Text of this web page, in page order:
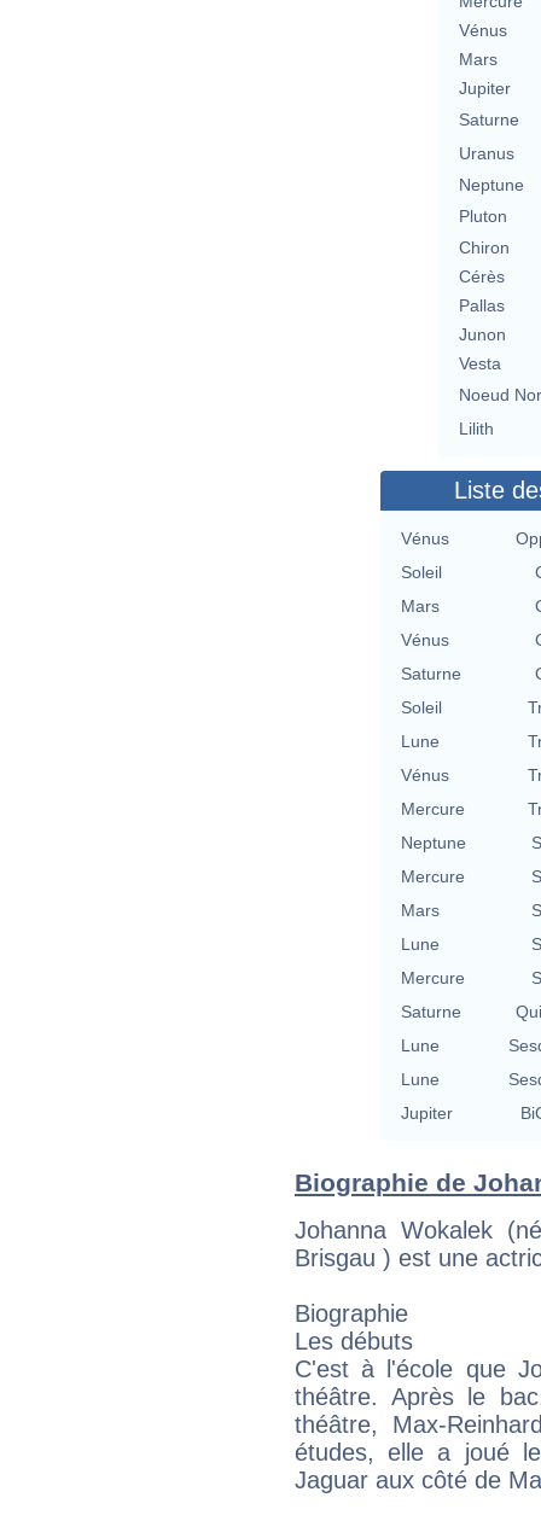
Vénus
Mars
Jupiter
Saturne
Uranus
Neptune
Pluton
Chiron
Cérès
Pallas
Junon
Vesta
Noeud
Lilith
Liste
Vénus
Soleil
Mars
Vénus
Saturne
Soleil
Lune
Vénus
Mercure
Neptune
Mercure
Mars
Lune
Mercure
Saturne
Lune
Lune
Jupiter
Biographie de
Johanna Wokalek
Brisgau ) est une
Biographie
Les débuts
C'est à l'école que
théâtre. Après le
théâtre, Max-
études, elle a joué
Jaguar aux côté de